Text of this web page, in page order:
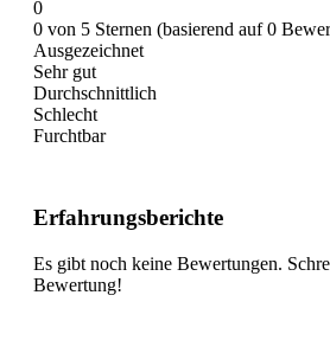
0
0 von 5 Sternen (basierend auf 0
Ausgezeichnet
Sehr gut
Durchschnittlich
Schlecht
Furchtbar
Erfahrungsberichte
Es gibt noch keine Bewertungen.
Bewertung!